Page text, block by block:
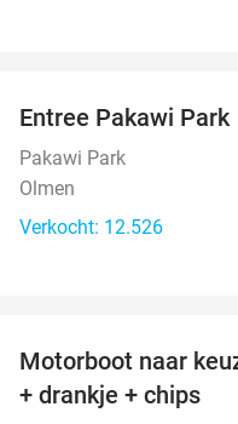
Entree Pakawi Park
Pakawi Park
Olmen
Verkocht: 12.526
Motorboot naar
+ drankje + chips